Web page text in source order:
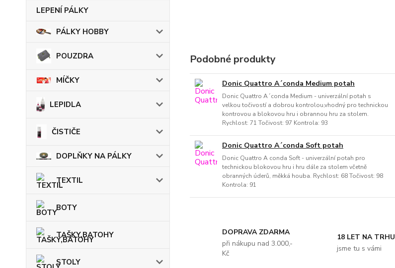
LEPENÍ PÁLKY
PÁLKY HOBBY
POUZDRA
MÍČKY
LEPIDLA
ČISTIČE
DOPLŇKY NA PÁLKY
TEXTIL
BOTY
TAŠKY,BATOHY
STOLY
Podobné produkty
Donic Quattro A´conda Medium potah
Donic Quattro A´conda Medium - univerzální potah s
velkou točivostí a dobrou kontrolou,vhodný pro technickou
kontrovou a blokovou hru i obrannou hru za stolem.
Rychlost: 71 Točivost: 97 Kontrola: 93
Donic Quattro A´conda Soft potah
Donic Quattro A conda Soft - univerzální potah pro
technickou blokovou hru i hru dále za stolem včetně
obranných úderů, měkká houba. Rychlost: 68 Točivost: 98
Kontrola: 91
DOPRAVA ZDARMA
při nákupu nad 3.000,-
Kč
18 LET NA TRHU
jsme tu s vámi